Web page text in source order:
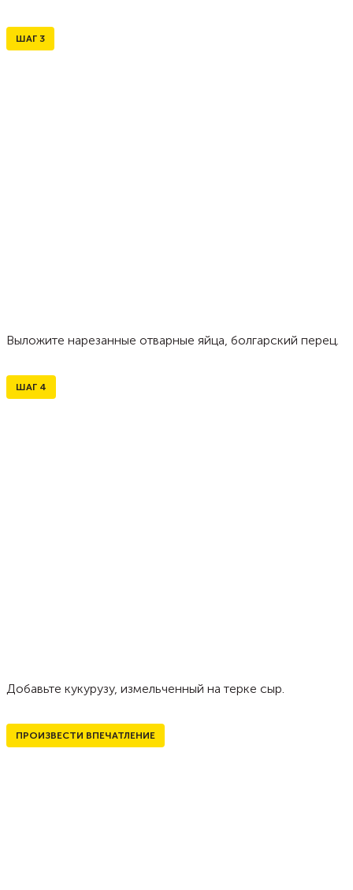
ШАГ 3
Выложите нарезанные отварные яйца, болгарский перец.
ШАГ 4
Добавьте кукурузу, измельченный на терке сыр.
ПРОИЗВЕСТИ ВПЕЧАТЛЕНИЕ